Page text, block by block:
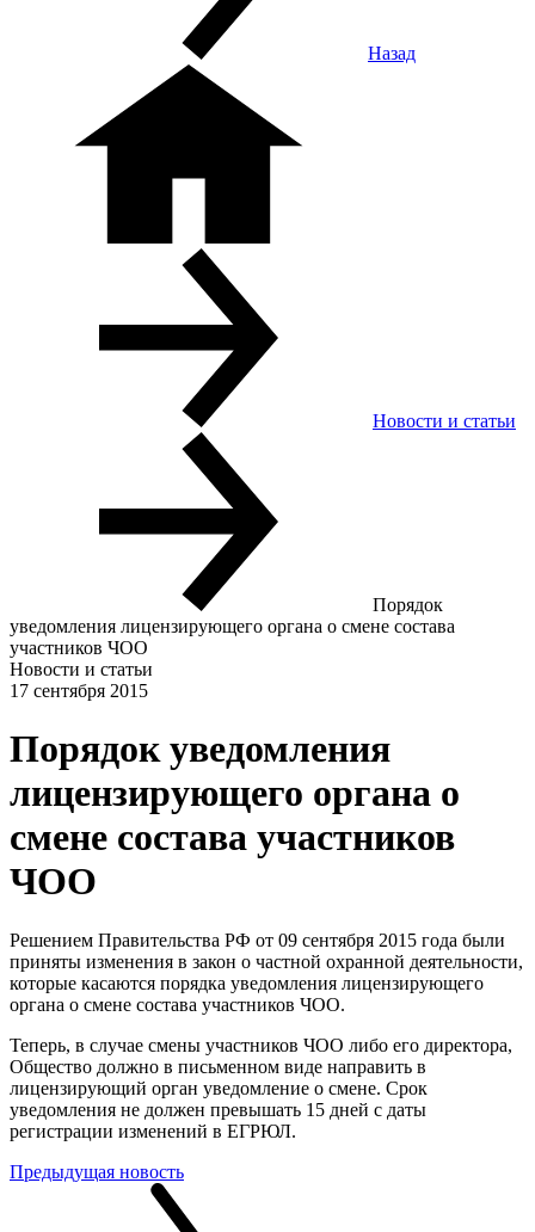
Назад
Новости и статьи
Порядок
уведомления лицензирующего органа о смене состава
участников ЧОО
Новости и статьи
17 сентября 2015
Порядок уведомления
лицензирующего органа о
смене состава участников
ЧОО
Решением Правительства РФ от 09 сентября 2015 года были
приняты изменения в закон о частной охранной деятельности,
которые касаются порядка уведомления лицензирующего
органа о смене состава участников ЧОО.
Теперь, в случае смены участников ЧОО либо его директора,
Общество должно в письменном виде направить в
лицензирующий орган уведомление о смене. Срок
уведомления не должен превышать 15 дней с даты
регистрации изменений в ЕГРЮЛ.
Предыдущая новость